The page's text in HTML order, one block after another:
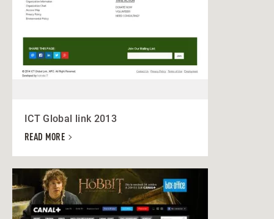
ICT Global link 2013
READ MORE